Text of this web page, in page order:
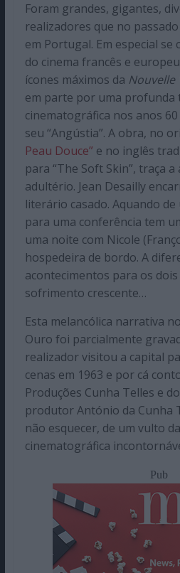
Foram grandes, gigantes,
realizadores que no
em Portugal. Em especial
do cinema francês e
ícones máximos da Nouvelle
em parte por uma profunda
cinematográfica nos anos
seu “Angústia”. A obra, no
Peau Douce” e no inglês
para “The Soft Skin”, traça
adultério. Jean Desailly
literário casado. Aquando
para uma conferência tem
uma noite com Nicole
hospedeira de bordo. A
acontecimentos para os
sofrimento crescente…
Esta melancólica narrativa
Ouro foi parcialmente
realizador visitou a capital
cenas em 1963 e por cá
Produções Cunha Telles e
produtor António da Cunha
não esquecer, de um vulto
cinematográfica
Pub